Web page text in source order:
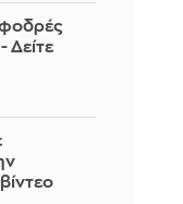
Δείτε